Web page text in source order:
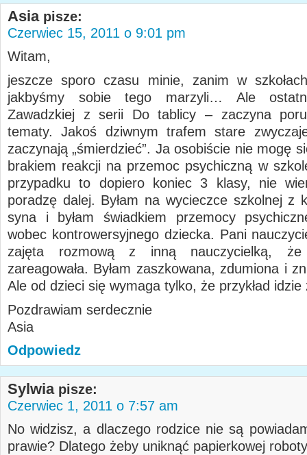
Asia pisze:
Czerwiec 15, 2011 o 9:01 pm
Witam,
jeszcze sporo czasu minie, zanim w
jakbyśmy sobie tego marzyli… Ale
Zawadzkiej z serii Do tablicy – zaczyna
tematy. Jakoś dziwnym trafem stare
zaczynają „śmierdzieć”. Ja osobiście nie mogę
brakiem reakcji na przemoc psychiczną w
przypadku to dopiero koniec 3 klasy, nie
poradzę dalej. Byłam na wycieczce szkolnej z
syna i byłam świadkiem przemocy
wobec kontrowersyjnego dziecka. Pani
zajęta rozmową z inną nauczycielką,
zareagowała. Byłam zaszkowana, zdumiona i
Ale od dzieci się wymaga tylko, że przykład
Pozdrawiam serdecznie
Asia
Odpowiedz
Sylwia pisze:
Czerwiec 1, 2011 o 7:57 am
No widzisz, a dlaczego rodzice nie są
prawie? Dlatego żeby uniknąć papierkowej